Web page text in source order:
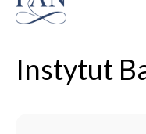
Instytut